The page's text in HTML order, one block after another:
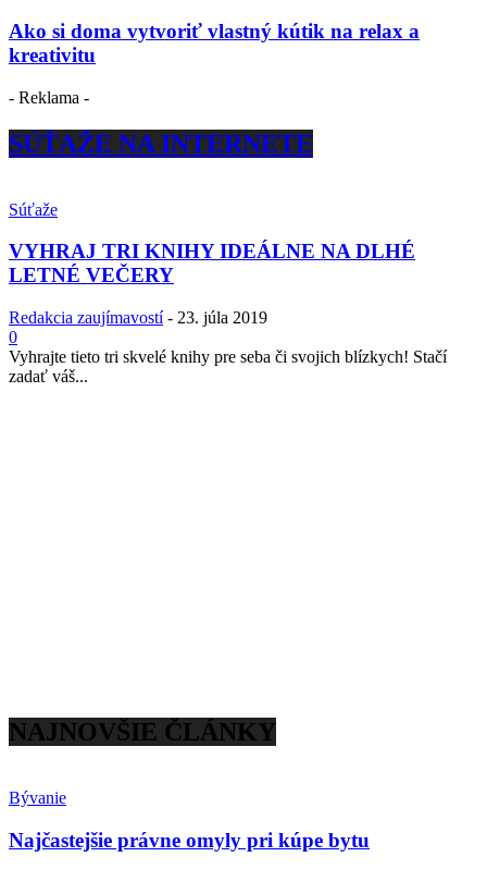
Ako si doma vytvoriť vlastný kútik na relax a
kreativitu
- Reklama -
SÚŤAŽE NA INTERNETE
Súťaže
VYHRAJ TRI KNIHY IDEÁLNE NA DLHÉ
LETNÉ VEČERY
Redakcia zaujímavostí - 23. júla 2019
0
Vyhrajte tieto tri skvelé knihy pre seba či svojich blízkych! Stačí
zadať váš...
NAJNOVŠIE ČLÁNKY
Bývanie
Najčastejšie právne omyly pri kúpe bytu